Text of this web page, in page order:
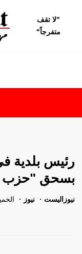
"لا تقف
متفرجاً"
رئيس بلدية
بسحق "حزب
نيوزاليست نيوز الخميس،